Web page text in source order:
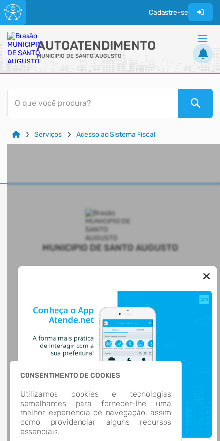
Cadastre-se
AUTOATENDIMENTO
MUNICIPIO DE SANTO AUGUSTO
ACESSO RÁPIDO
Acessibilidade
Transparência
O que você procura?
Serviços Acesso ao Sistema Fiscal
CONSENTIMENTO DE COOKIES
Utilizamos cookies e tecnologias
semelhantes para fornecer-lhe uma
melhor experiência de navegação, assim
como providenciar alguns recursos
essenciais.
MUNICIPIO DE SANTO AUGUSTO
AUTOATENDIMENTO
Acesso à Informação
Cidadão
Transparência
LOCALIZAÇÃO
Rua CEL. JULIO PEREIRA DOS SANTOS, Nº 465, CENTRO
CEP: 98.590-000
CONTATOS
(55) 3781-4361
(55) 3781-4361
ti@santoaugusto.rs.gov.br